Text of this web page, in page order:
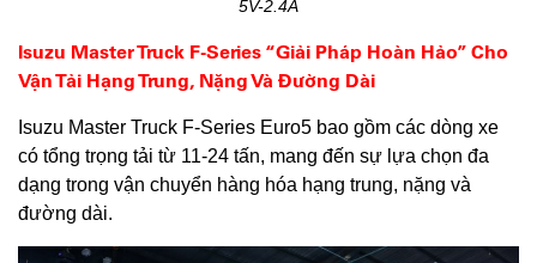
5V-2.4A
Isuzu Master Truck F-Series “Giải Pháp Hoàn Hảo” Cho
Vận Tải Hạng Trung, Nặng Và Đường Dài
Isuzu Master Truck F-Series Euro5 bao gồm các dòng xe
có tổng trọng tải từ 11-24 tấn, mang đến sự lựa chọn đa
dạng trong vận chuyển hàng hóa hạng trung, nặng và
đường dài.